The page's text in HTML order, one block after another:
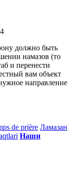
должно быть
намазов (то
и перенести
вам объект
направление
de prière Ламазан
Наши